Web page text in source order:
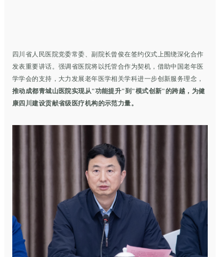
四川省人民医院党委常委、副院长曾俊在签约仪式上围绕深化合作
发表重要讲话。强调省医院将以托管合作为契机，借助中国老年医
学学会的支持，大力发展老年医学相关学科进一步创新服务理念，
推动成都青城山医院实现从"功能提升"到"模式创新"的跨越，为健
康四川建设贡献省级医疗机构的示范力量。